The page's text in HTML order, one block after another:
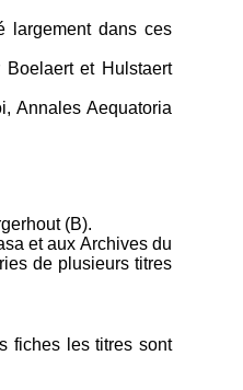
largement dans ces
et Hulstaert
Annales Aequatoria
(B).
et aux Archives du
de plusieurs titres
fiches les titres sont